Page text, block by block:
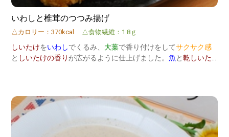
いわしと椎茸のつつみ揚げ
△カロリー：370kcal △食物繊維：1.8ｇ
しいたけをいわしでくるみ、 大葉で香り付けをしてサクサク感
と しいたけの香り が広がるように仕上げました。魚 と乾しいた